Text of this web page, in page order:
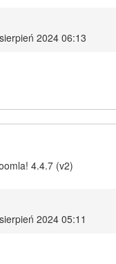
2024 06:13
4.4.7 (v2)
2024 05:11